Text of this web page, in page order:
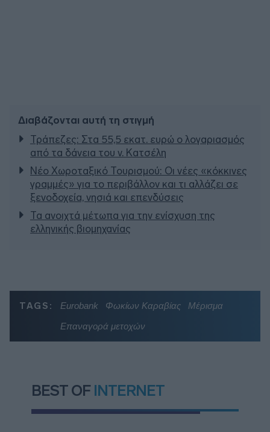
Διαβάζονται αυτή τη στιγμή
Τράπεζες: Στα 55,5 εκατ. ευρώ ο λογαριασμός
από τα δάνεια του ν. Κατσέλη
Νέο Χωροταξικό Τουρισμού: Οι νέες «κόκκινες
γραμμές» για το περιβάλλον και τι αλλάζει σε
ξενοδοχεία, νησιά και επενδύσεις
Τα ανοιχτά μέτωπα για την ενίσχυση της
ελληνικής βιομηχανίας
TAGS: Eurobank Φωκίων Καραβίας
Μέρισμα
Επαναγορά μετοχών
BEST OF INTERNET